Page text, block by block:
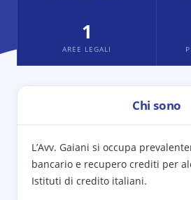
1
AREE LEGALI
Chi sono
L’Avv. Gaiani si occupa
bancario e recupero crediti per
Istituti di credito italiani.